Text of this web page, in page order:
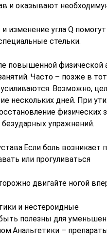
и оказывают
изменение угла Q помогут
стельки.
повышенной физической
Часто – позже в
Возможно,
нескольких дней. При
физических
безударных упражнений.
боль возникает
или прогуливаться
двигайте ногой
и нестероидные
полезны для
–